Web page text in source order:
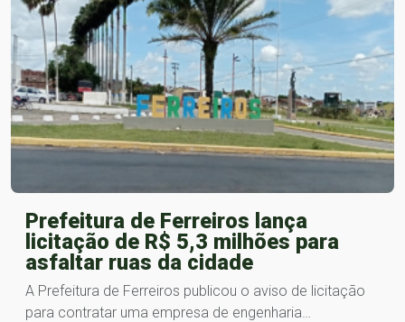
Prefeitura de Ferreiros lança
licitação de R$ 5,3 milhões para
asfaltar ruas da cidade
A Prefeitura de Ferreiros publicou o aviso de licitação
para contratar uma empresa de engenharia…